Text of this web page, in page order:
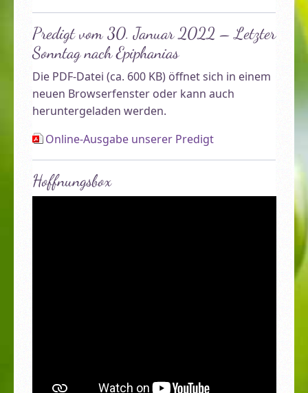
Predigt vom 30. Januar 2022 – Letzter
Sonntag nach Epiphanias
Die PDF-Datei (ca. 600 KB) öffnet sich in einem
neuen Browserfenster oder kann auch
heruntergeladen werden.
Online-Ausgabe unserer Predigt
Hoffnungsbox